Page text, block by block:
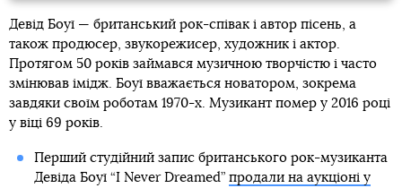
Девід Боуї — британський рок-співак і автор пісень, а
також продюсер, звукорежисер, художник і актор.
Протягом 50 років займався музичною творчістю і часто
змінював імідж. Боуї вважається новатором, зокрема
завдяки своїм роботам 1970-х. Музикант помер у 2016 році
у віці 69 років.
Перший студійний запис британського рок-музиканта
Девіда Боуї “I Never Dreamed” продали на аукціоні у